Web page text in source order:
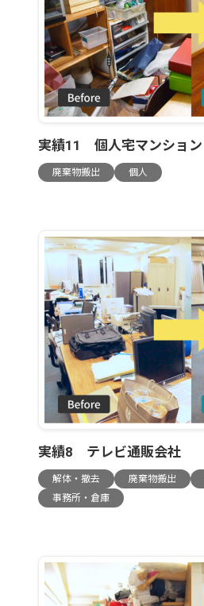
実績11 個人宅マンション
廃棄物搬出 個人
実績8 テレビ通販会社
解体・撤去 廃棄物搬出
事務所・倉庫